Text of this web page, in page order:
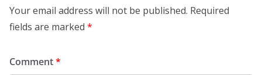
Your email address will not be published. Required
fields are marked *
Comment*